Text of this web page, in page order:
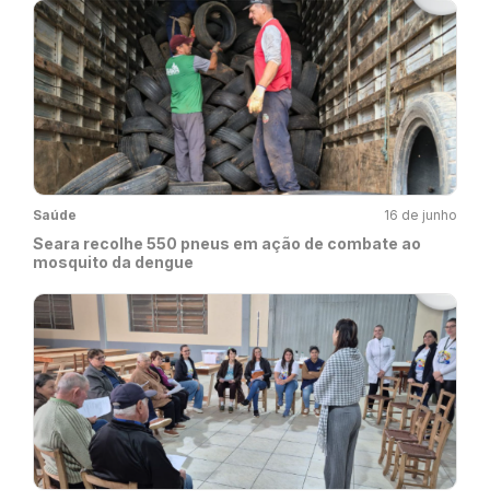
Saúde 16 de junho
Seara recolhe 550 pneus em ação de combate ao
mosquito da dengue